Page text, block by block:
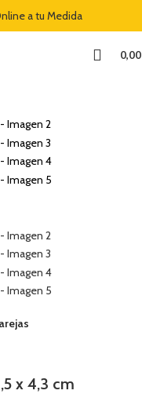
a tu Medida
x 4,3 cm
DE BIENVENIDA DEL